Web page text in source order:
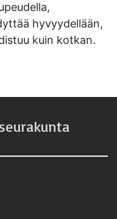
hyvyydellään,
kuin kotkan.